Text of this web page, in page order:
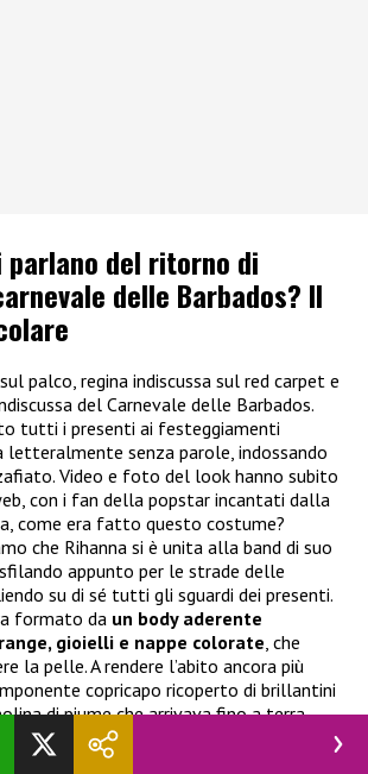
del ritorno di
delle Barbados? Il
palco, regina indiscussa sul red carpet e
del Carnevale delle Barbados.
tutti i presenti ai festeggiamenti
letteralmente senza parole, indossando
Video e foto del look hanno subito
con i fan della popstar incantati dalla
come era fatto questo costume?
che Rihanna si è unita alla band di suo
appunto per le strade delle
su di sé tutti gli sguardi dei presenti.
formato da un body aderente
gioielli e nappe colorate, che
la pelle. A rendere l’abito ancora più
copricapo ricoperto di brillantini
di piume che arrivava fino a terra.
per lei dalla stilista locale delle
che non è la prima volta che crea